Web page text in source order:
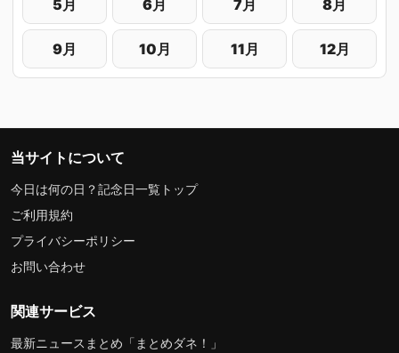
5月 6月 7月 8月
9月 10月 11月 12月
当サイトについて
今日は何の日？記念日一覧トップ
ご利用規約
プライバシーポリシー
お問い合わせ
関連サービス
最新ニュースまとめ「まとめダネ！」